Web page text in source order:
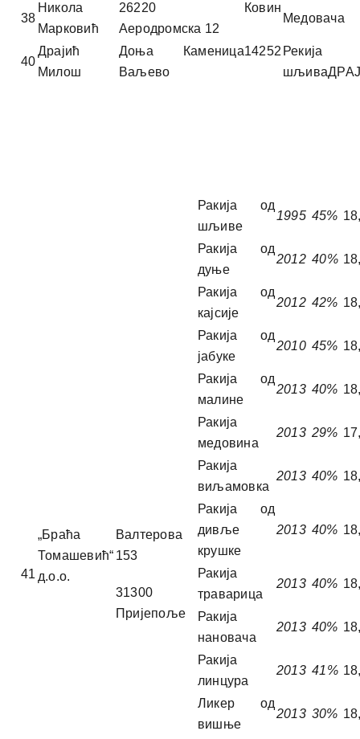
38
Никола
Марковић
26220 Ковин
Аеродромска 12
Медовача
40
Драјић
Милош
Доња Каменица14252
Ваљево
41
„Браћа
Томашевић“
д.о.о.
Валтерова
153
31300
Пријепоље
Ракија од
шљиве
1995 45%
Ракија од
дуње
2012 40%
Ракија од
кајсије
2012 42%
Ракија од
јабуке
2010 45%
Ракија од
малине
2013 40%
Ракија
медовина
2013 29%
Ракија
виљамовка
2013 40%
Ракија од
дивље
крушке
2013 40%
Ракија
траварица
2013 40%
Ракија
нановача
2013 40%
Ракија
линцура
2013 41%
Ликер од
вишње
2013 30%